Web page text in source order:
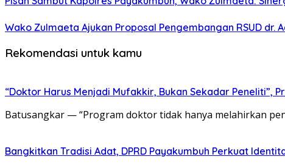
Wako Zulmaeta Ajukan Proposal Pengembangan RSUD dr.
Rekomendasi untuk kamu
“Doktor Harus Menjadi Mufakkir, Bukan Sekadar Peneliti”,
Batusangkar — “Program doktor tidak hanya melahirkan
Bangkitkan Tradisi Adat, DPRD Payakumbuh Perkuat